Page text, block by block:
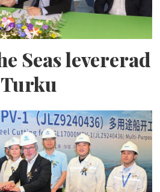
Seas levererad